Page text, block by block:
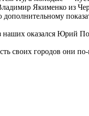
Якименко из
оказался Юрий
своих городов они